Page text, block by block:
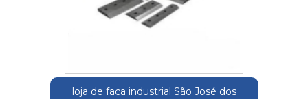
loja de faca industrial São José dos